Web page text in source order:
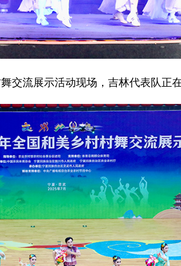
交流展示活动现场，吉林代表队正